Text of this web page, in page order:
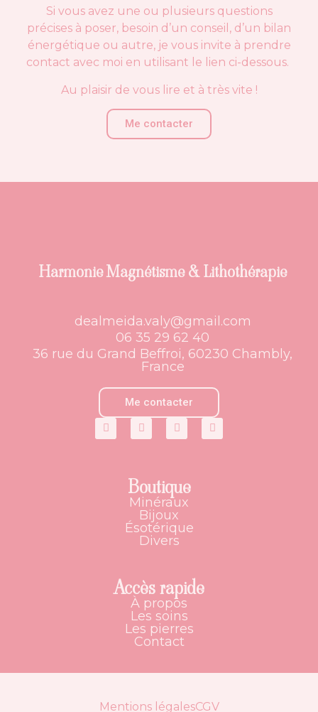
Si vous avez une ou plusieurs questions
précises à poser, besoin d’un conseil, d’un bilan
énergétique ou autre, je vous invite à prendre
contact avec moi en utilisant le lien ci-dessous.
Au plaisir de vous lire et à très vite !
Me contacter
Harmonie Magnétisme & Lithothérapie
dealmeida.valy@gmail.com
06 35 29 62 40
36 rue du Grand Beffroi, 60230 Chambly,
France
Me contacter
Boutique
Minéraux
Bijoux
Ésotérique
Divers
Accès rapide
À propos
Les soins
Les pierres
Contact
Mentions légalesCGV